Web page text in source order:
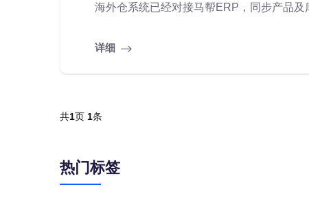
海外仓系统已经对接马帮ERP，同步产品
详细
共1页 1条
热门标签